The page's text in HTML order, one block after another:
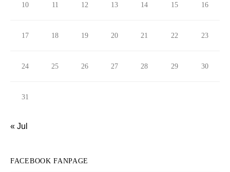
10 11 12 13 14 15 16
17 18 19 20 21 22 23
24 25 26 27 28 29 30
31
« Jul
FACEBOOK FANPAGE